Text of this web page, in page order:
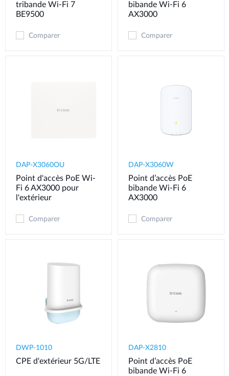
tribande Wi-Fi 7
BE9500
Comparer
bibande Wi-Fi 6
AX3000
Comparer
DAP-X3060OU
Point d'accès PoE Wi-
Fi 6 AX3000 pour
l'extérieur
Comparer
DAP-X3060W
Point d’accès PoE
bibande Wi-Fi 6
AX3000
Comparer
DWP-1010
CPE d'extérieur 5G/LTE
DAP-X2810
Point d’accès PoE
bibande Wi-Fi 6